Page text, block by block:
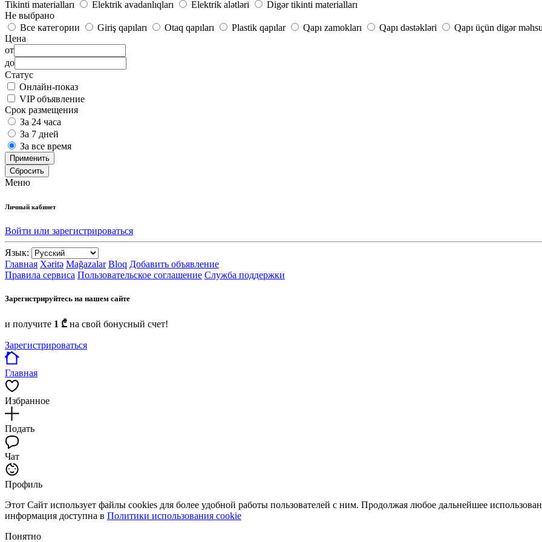
Tikinti materialları Elektrik avadanlıqları Elektrik alətləri
Digər tikinti materialları
Не выбрано
Все категории
Giriş qapıları Otaq qapıları Plastik qapılar Qapı zamokları Qapı dəstəkləri
Qapı üçün digər
Цена
от
до
Статус
Онлайн-показ
VIP объявление
Срок размещения
За 24 часа
За 7 дней
За все время
Применить
Сбросить
Меню
Личный кабинет
Войти или зарегистрироваться
Язык:
Главная Xəritə Mağazalar Bloq Добавить объявление
Правила сервиса Пользовательское соглашение Служба поддержки
Зарегистрируйтесь на нашем сайте
и получите 1 ₾ на свой бонусный счет!
Зарегистрироваться
Главная
Избранное
Подать
Чат
Профиль
Этот Сайт использует файлы cookies для более удобной работы пользователей с ним. Продолжая любое дальнейшее
информация доступна в Политики использования cookie
Понятно